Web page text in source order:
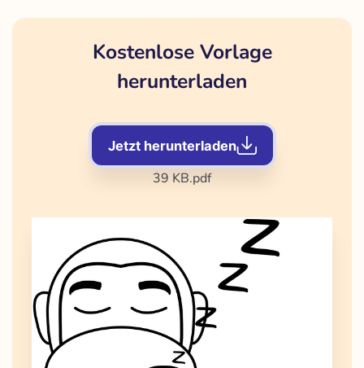
Kostenlose Vorlage
herunterladen
Jetzt herunterladen
39 KB.pdf